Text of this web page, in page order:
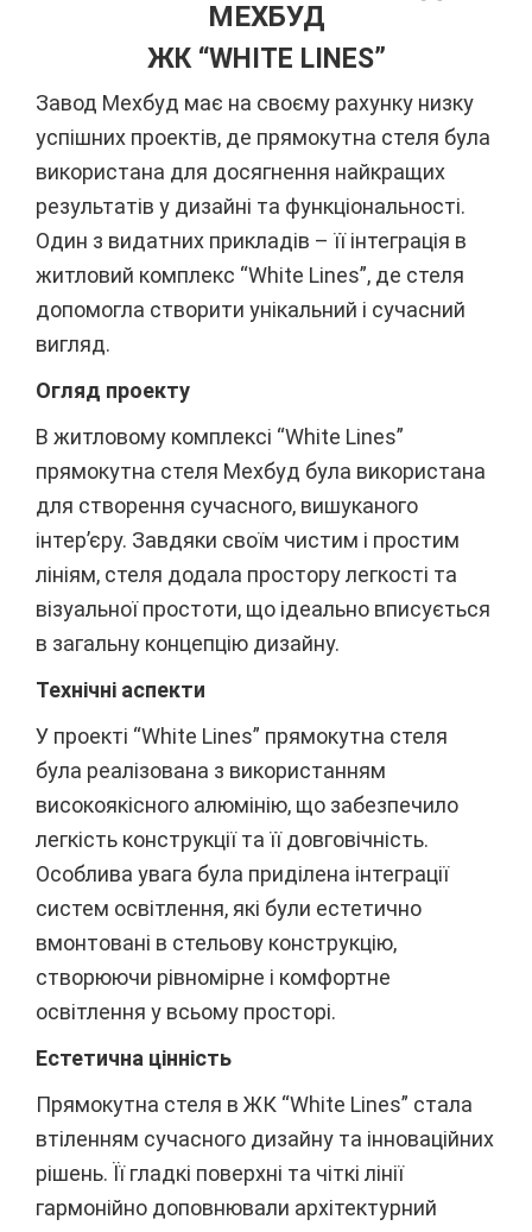
МЕХБУД
ЖК “WHITE LINES”
Завод Мехбуд має на своєму рахунку низку
успішних проектів, де прямокутна стеля була
використана для досягнення найкращих
результатів у дизайні та функціональності.
Один з видатних прикладів – її інтеграція в
житловий комплекс “White Lines”, де стеля
допомогла створити унікальний і сучасний
вигляд.
Огляд проекту
В житловому комплексі “White Lines”
прямокутна стеля Мехбуд була використана
для створення сучасного, вишуканого
інтер’єру. Завдяки своїм чистим і простим
лініям, стеля додала простору легкості та
візуальної простоти, що ідеально вписується
в загальну концепцію дизайну.
Технічні аспекти
У проекті “White Lines” прямокутна стеля
була реалізована з використанням
високоякісного алюмінію, що забезпечило
легкість конструкції та її довговічність.
Особлива увага була приділена інтеграції
систем освітлення, які були естетично
вмонтовані в стельову конструкцію,
створюючи рівномірне і комфортне
освітлення у всьому просторі.
Естетична цінність
Прямокутна стеля в ЖК “White Lines” стала
втіленням сучасного дизайну та інноваційних
рішень. Її гладкі поверхні та чіткі лінії
гармонійно доповнювали архітектурний